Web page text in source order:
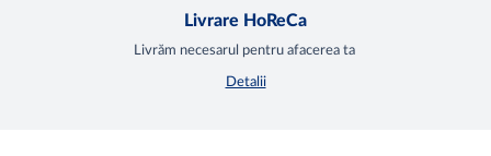
Livrare HoReCa
Livrăm necesarul pentru afacerea ta
Detalii